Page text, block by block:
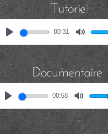
Tutoriel
00:31
Documentaire
00:58